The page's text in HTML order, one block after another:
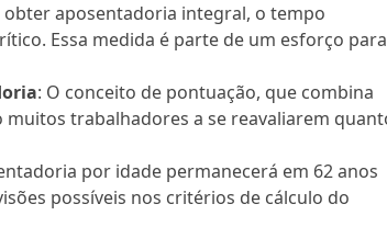
obter aposentadoria integral, o tempo
Essa medida é parte de um esforço para
: O conceito de pontuação, que combina
trabalhadores a se reavaliarem
por idade permanecerá em 62 anos
possíveis nos critérios de cálculo do